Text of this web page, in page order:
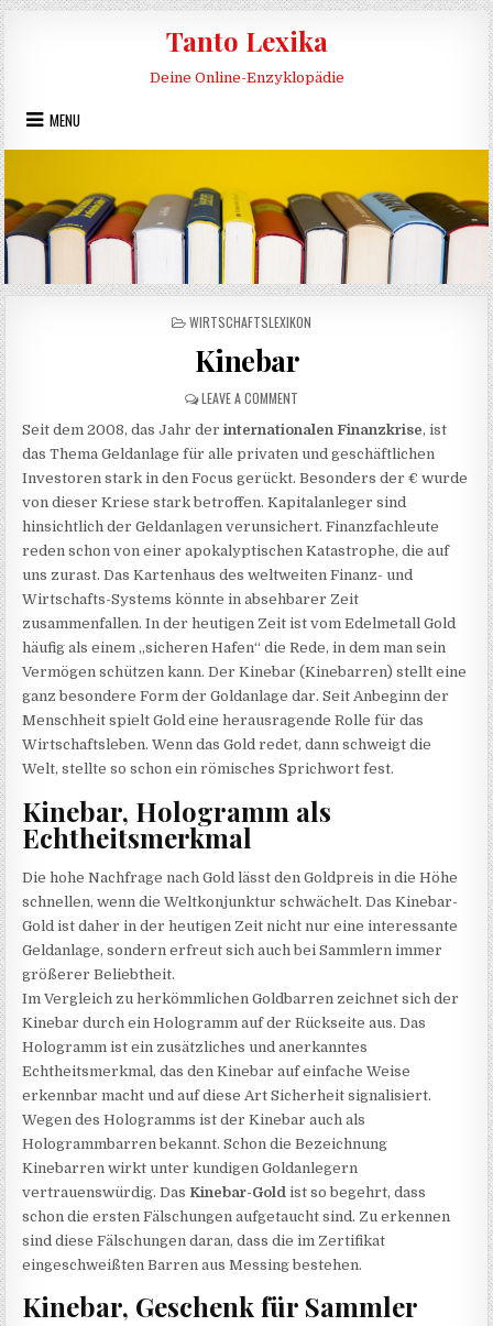
Skip to content
Tanto Lexika
Deine Online-Enzyklopädie
MENU
POSTED IN
WIRTSCHAFTSLEXIKON
Kinebar
LEAVE A COMMENTON KINEBAR
Seit dem 2008, das Jahr der internationalen Finanzkrise, ist
das Thema Geldanlage für alle privaten und geschäftlichen
Investoren stark in den Focus gerückt. Besonders der € wurde
von dieser Kriese stark betroffen. Kapitalanleger sind
hinsichtlich der Geldanlagen verunsichert. Finanzfachleute
reden schon von einer apokalyptischen Katastrophe, die auf
uns zurast. Das Kartenhaus des weltweiten Finanz- und
Wirtschafts-Systems könnte in absehbarer Zeit
zusammenfallen. In der heutigen Zeit ist vom Edelmetall Gold
häufig als einem „sicheren Hafen“ die Rede, in dem man sein
Vermögen schützen kann. Der Kinebar (Kinebarren) stellt eine
ganz besondere Form der Goldanlage dar. Seit Anbeginn der
Menschheit spielt Gold eine herausragende Rolle für das
Wirtschaftsleben. Wenn das Gold redet, dann schweigt die
Welt, stellte so schon ein römisches Sprichwort fest.
Kinebar, Hologramm als
Echtheitsmerkmal
Die hohe Nachfrage nach Gold lässt den Goldpreis in die Höhe
schnellen, wenn die Weltkonjunktur schwächelt. Das Kinebar-
Gold ist daher in der heutigen Zeit nicht nur eine interessante
Geldanlage, sondern erfreut sich auch bei Sammlern immer
größerer Beliebtheit.
Im Vergleich zu herkömmlichen Goldbarren zeichnet sich der
Kinebar durch ein Hologramm auf der Rückseite aus. Das
Hologramm ist ein zusätzliches und anerkanntes
Echtheitsmerkmal, das den Kinebar auf einfache Weise
erkennbar macht und auf diese Art Sicherheit signalisiert.
Wegen des Hologramms ist der Kinebar auch als
Hologrammbarren bekannt. Schon die Bezeichnung
Kinebarren wirkt unter kundigen Goldanlegern
vertrauenswürdig. DasKinebar-Gold ist so begehrt, dass
schon die ersten Fälschungen aufgetaucht sind. Zu erkennen
sind diese Fälschungen daran, dass die im Zertifikat
eingeschweißten Barren aus Messing bestehen.
Kinebar, Geschenk für Sammler